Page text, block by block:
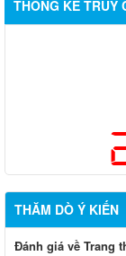
THỐNG KÊ TRUY
THĂM DÒ Ý KIẾN
Đánh giá về Trang